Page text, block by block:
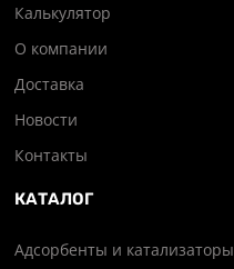
Калькулятор
О компании
Доставка
Новости
Контакты
КАТАЛОГ
Адсорбенты и катализаторы